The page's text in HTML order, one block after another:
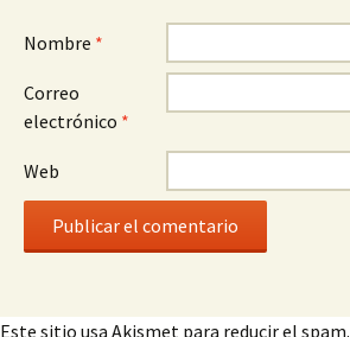
Nombre *
Correo
electrónico *
Web
Este sitio usa Akismet para reducir el spam.